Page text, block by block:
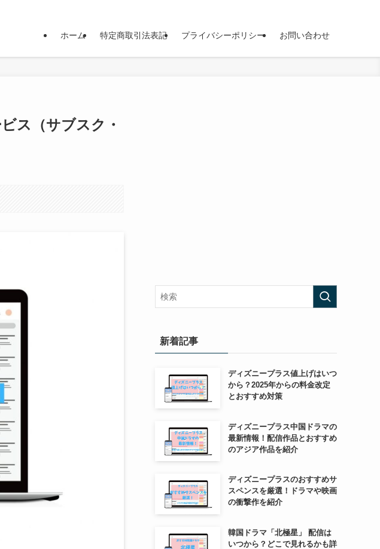
ホーム 特定商取引法表記 プライバシーポリシー お問い合わせ
ス（サブスク・
新着記事
ディズニープラス値上げはいつ
から？2025年からの料金改定
とおすすめ対策
ディズニープラス中国ドラマの
最新情報！配信作品とおすすめ
のアジア作品を紹介
ディズニープラスのおすすめサ
スペンスを厳選！ドラマや映画
の衝撃作を紹介
韓国ドラマ「北極星」 配信は
いつから？どこで見れるかも詳